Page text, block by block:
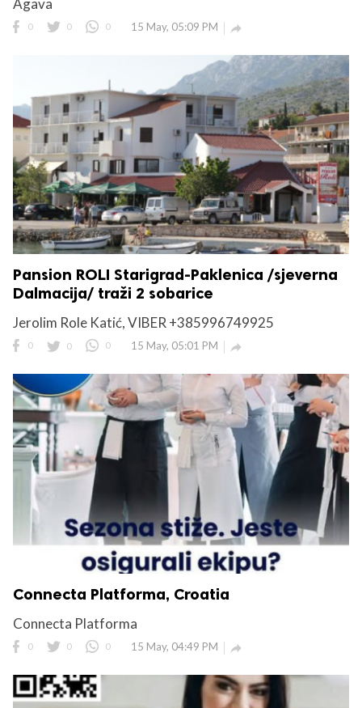
0 0 0 15 May, 05:09 PM 
Pansion ROLI Starigrad-Paklenica /sjeverna
Dalmacija/ traži 2 sobarice
Jerolim Role Katić, VIBER +385996749925
0 0 0 15 May, 05:01 PM 
Connecta Platforma, Croatia
Connecta Platforma
0 0 0 15 May, 04:49 PM 